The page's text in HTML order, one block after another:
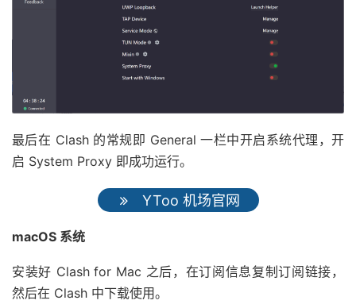
最后在 Clash 的常规即 General 一栏中开启系统代理，开
启 System Proxy 即成功运行。
YToo 机场官网
macOS 系统
安装好 Clash for Mac 之后，在订阅信息复制订阅链接，
然后在 Clash 中下载使用。